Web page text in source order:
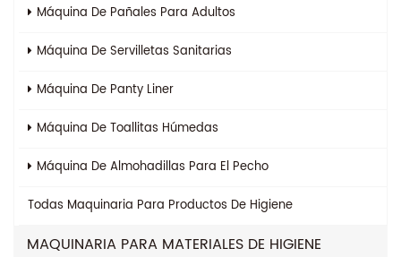
Máquina De Pañales Para Adultos
Máquina De Servilletas Sanitarias
Máquina De Panty Liner
Máquina De Toallitas Húmedas
Máquina De Almohadillas Para El Pecho
Todas Maquinaria Para Productos De Higiene
MAQUINARIA PARA MATERIALES DE HIGIENE